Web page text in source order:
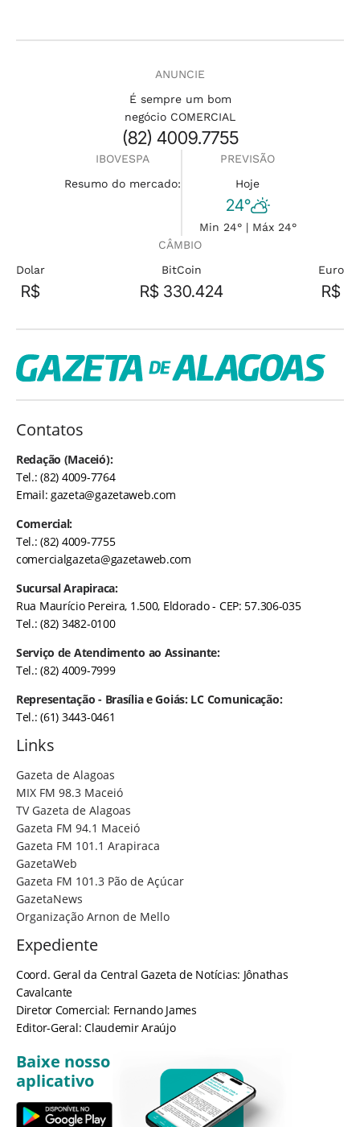
ANUNCIE
É sempre um bom
negócio COMERCIAL
(82) 4009.7755
IBOVESPA
Resumo do mercado:
PREVISÃO
Hoje
24°
Min 24° | Máx 24°
CÂMBIO
Dolar
R$
BitCoin
R$ 330.424
Euro
R$
Contatos
Redação (Maceió):
Tel.: (82) 4009-7764
Email:gazeta@gazetaweb.com
Comercial:
Tel.: (82) 4009-7755
comercialgazeta@gazetaweb.com
Sucursal Arapiraca:
Rua Maurício Pereira, 1.500, Eldorado - CEP: 57.306-035
Tel.: (82) 3482-0100
Serviço de Atendimento ao Assinante:
Tel.: (82) 4009-7999
Representação - Brasília e Goiás: LC Comunicação:
Tel.: (61) 3443-0461
Links
Gazeta de Alagoas
MIX FM 98.3 Maceió
TV Gazeta de Alagoas
Gazeta FM 94.1 Maceió
Gazeta FM 101.1 Arapiraca
GazetaWeb
Gazeta FM 101.3 Pão de Açúcar
GazetaNews
Organização Arnon de Mello
Expediente
Coord. Geral da Central Gazeta de Notícias: Jônathas
Cavalcante
Diretor Comercial: Fernando James
Editor-Geral: Claudemir Araújo
Baixe nosso
aplicativo